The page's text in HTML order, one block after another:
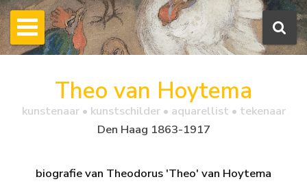
Theo van Hoytema
kunstenaar • kunstschilder • aquarellist • tekenaar
Den Haag 1863-1917
biografie van Theodorus 'Theo' van Hoytema